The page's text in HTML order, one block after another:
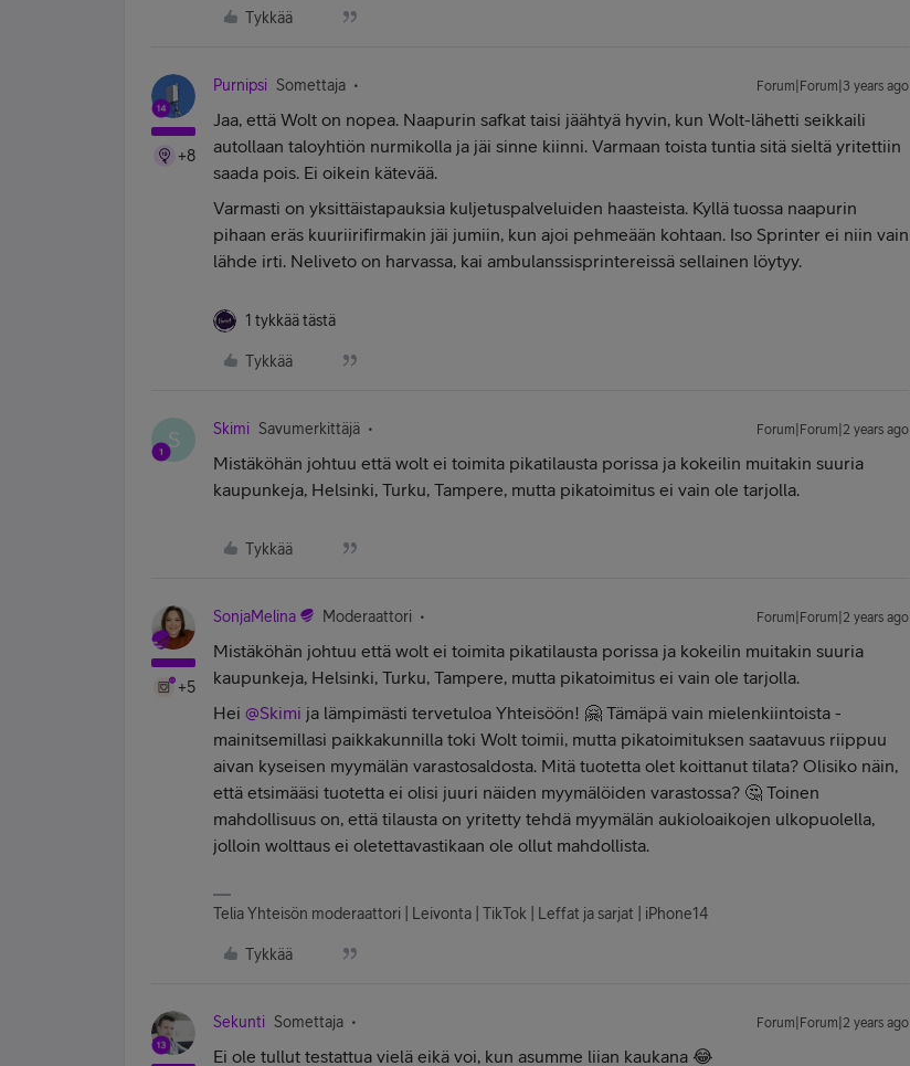
Tykkää
+8
Purnipsi Somettaja Forum|Forum|3 years ago
Jaa, että Wolt on nopea. Naapurin safkat taisi jäähtyä hyvin, kun Wolt-lähetti seikkaili
autollaan taloyhtiön nurmikolla ja jäi sinne kiinni. Varmaan toista tuntia sitä sieltä yritettiin
saada pois. Ei oikein kätevää.
Varmasti on yksittäistapauksia kuljetuspalveluiden haasteista. Kyllä tuossa naapurin
pihaan eräs kuuriirifirmakin jäi jumiin, kun ajoi pehmeään kohtaan. Iso Sprinter ei niin vain
lähde irti. Neliveto on harvassa, kai ambulanssisprintereissä sellainen löytyy.
1 tykkää tästä
Tykkää
S Skimi Savumerkittäjä Forum|Forum|2 years ago
Mistäköhän johtuu että wolt ei toimita pikatilausta porissa ja kokeilin muitakin suuria
kaupunkeja, Helsinki, Turku, Tampere, mutta pikatoimitus ei vain ole tarjolla.
Tykkää
+5
SonjaMelina Moderaattori Forum|Forum|2 years ago
Mistäköhän johtuu että wolt ei toimita pikatilausta porissa ja kokeilin muitakin suuria
kaupunkeja, Helsinki, Turku, Tampere, mutta pikatoimitus ei vain ole tarjolla.
Hei @Skimi ja lämpimästi tervetuloa Yhteisöön! 🤗 Tämäpä vain mielenkiintoista -
mainitsemillasi paikkakunnilla toki Wolt toimii, mutta pikatoimituksen saatavuus riippuu
aivan kyseisen myymälän varastosaldosta. Mitä tuotetta olet koittanut tilata? Olisiko näin,
että etsimääsi tuotetta ei olisi juuri näiden myymälöiden varastossa? 🤔 Toinen
mahdollisuus on, että tilausta on yritetty tehdä myymälän aukioloaikojen ulkopuolella,
jolloin wolttaus ei oletettavastikaan ole ollut mahdollista.
Telia Yhteisön moderaattori | Leivonta | TikTok | Leffat ja sarjat | iPhone14
Tykkää
Sekunti Somettaja Forum|Forum|2 years ago
Ei ole tullut testattua vielä eikä voi, kun asumme liian kaukana 😂